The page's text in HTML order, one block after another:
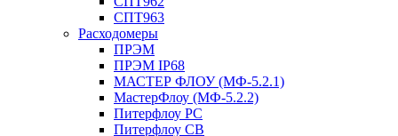
СПТ963
Расходомеры
ПРЭМ
ПРЭМ IP68
МАСТЕР ФЛОУ (МФ-5.2.1)
МастерФлоу (МФ-5.2.2)
Питерфлоу РС
Питерфлоу СВ